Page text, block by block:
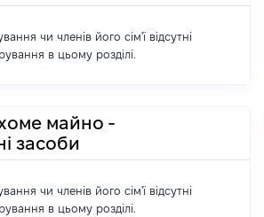
чи членів його сім'ї відсутні
в цьому розділі.
майно -
засоби
чи членів його сім'ї відсутні
в цьому розділі.